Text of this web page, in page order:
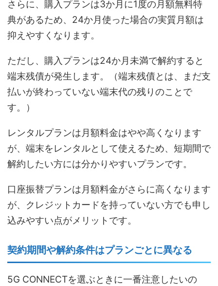
さらに、購入プランは3か月に1度の月額無料特
典があるため、24か月使った場合の実質月額は
抑えやすくなります。
ただし、購入プランは24か月未満で解約すると
端末残債が発生します。（端末残債とは、まだ支
払いが終わっていない端末代の残りのことで
す。）
レンタルプランは月額料金はやや高くなります
が、端末をレンタルとして使えるため、短期間で
解約したい方には分かりやすいプランです。
口座振替プランは月額料金がさらに高くなります
が、クレジットカードを持っていない方でも申し
込みやすい点がメリットです。
契約期間や解約条件はプランごとに異なる
5G CONNECTを選ぶときに一番注意したいの